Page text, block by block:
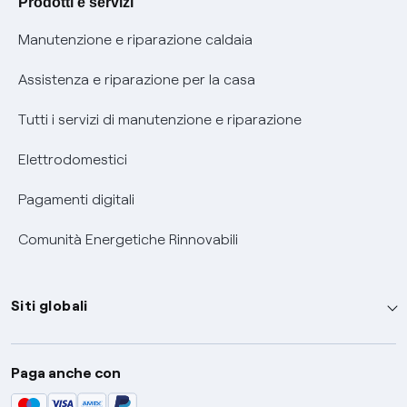
Informativa RAEE
Manutenzione e riparazione caldaia
Assistenza e riparazione per la casa
Tutti i servizi di manutenzione e riparazione
Elettrodomestici
Pagamenti digitali
Comunità Energetiche Rinnovabili
Siti globali
Enel Group
Enel Green Power
Paga anche con